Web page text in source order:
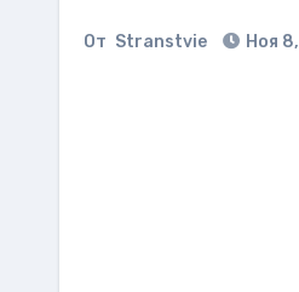
От Stranstvie Ноя